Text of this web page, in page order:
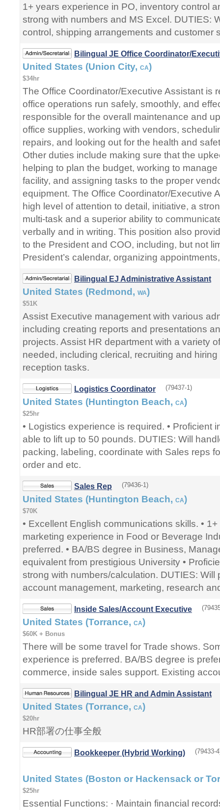
1+ years experience in PO, inventory control
strong with numbers and MS Excel. DUTIES:
control, shipping arrangements and customer
Bilingual JE Office Coordinator/
United States (Union City, CA)
$34hr
The Office Coordinator/Executive Assistant is
office operations run safely, smoothly, and
responsible for the overall maintenance and
office supplies, working with vendors,
repairs, and looking out for the health and
Other duties include making sure that the
helping to plan the budget, working to
facility, and assigning tasks to the proper
equipment. The Office Coordinator/Executive
high level of attention to detail, initiative, a
multi-task and a superior ability to
verbally and in writing. This position also
to the President and COO, including, but not
President’s calendar, organizing appointments,
Bilingual EJ Administrative Assistant
United States (Redmond, WA)
$51K
Assist Executive management with various
including creating reports and presentations
projects. Assist HR department with a variety
needed, including clerical, recruiting and
reception tasks.
Logistics Coordinator (79437-1)
United States (Huntington Beach, CA)
$25hr
• Logistics experience is required. • Proficient
able to lift up to 50 pounds. DUTIES: Will
packing, labeling, coordinate with Sales reps
order and etc.
Sales Rep (79436-1)
United States (Huntington Beach, CA)
$70K
• Excellent English communications skills. •
marketing experience in Food or Beverage
preferred. • BA/BS degree in Business,
equivalent from prestigious University •
strong with numbers/calculation. DUTIES: Will
account management, marketing, research
Inside Sales/Account Executive
United States (Torrance, CA)
$60K + Bonus
There will be some travel for Trade shows.
experience is preferred. BA/BS degree is
commerce, inside sales support. Existing
Bilingual JE HR and Admin Assistant
United States (Torrance, CA)
$20hr
HR部署の仕事全般
Bookkeeper (Hybrid Working) (79433-
United States (Boston or Hackensack or
$25hr
Essential Functions: · Maintain financial